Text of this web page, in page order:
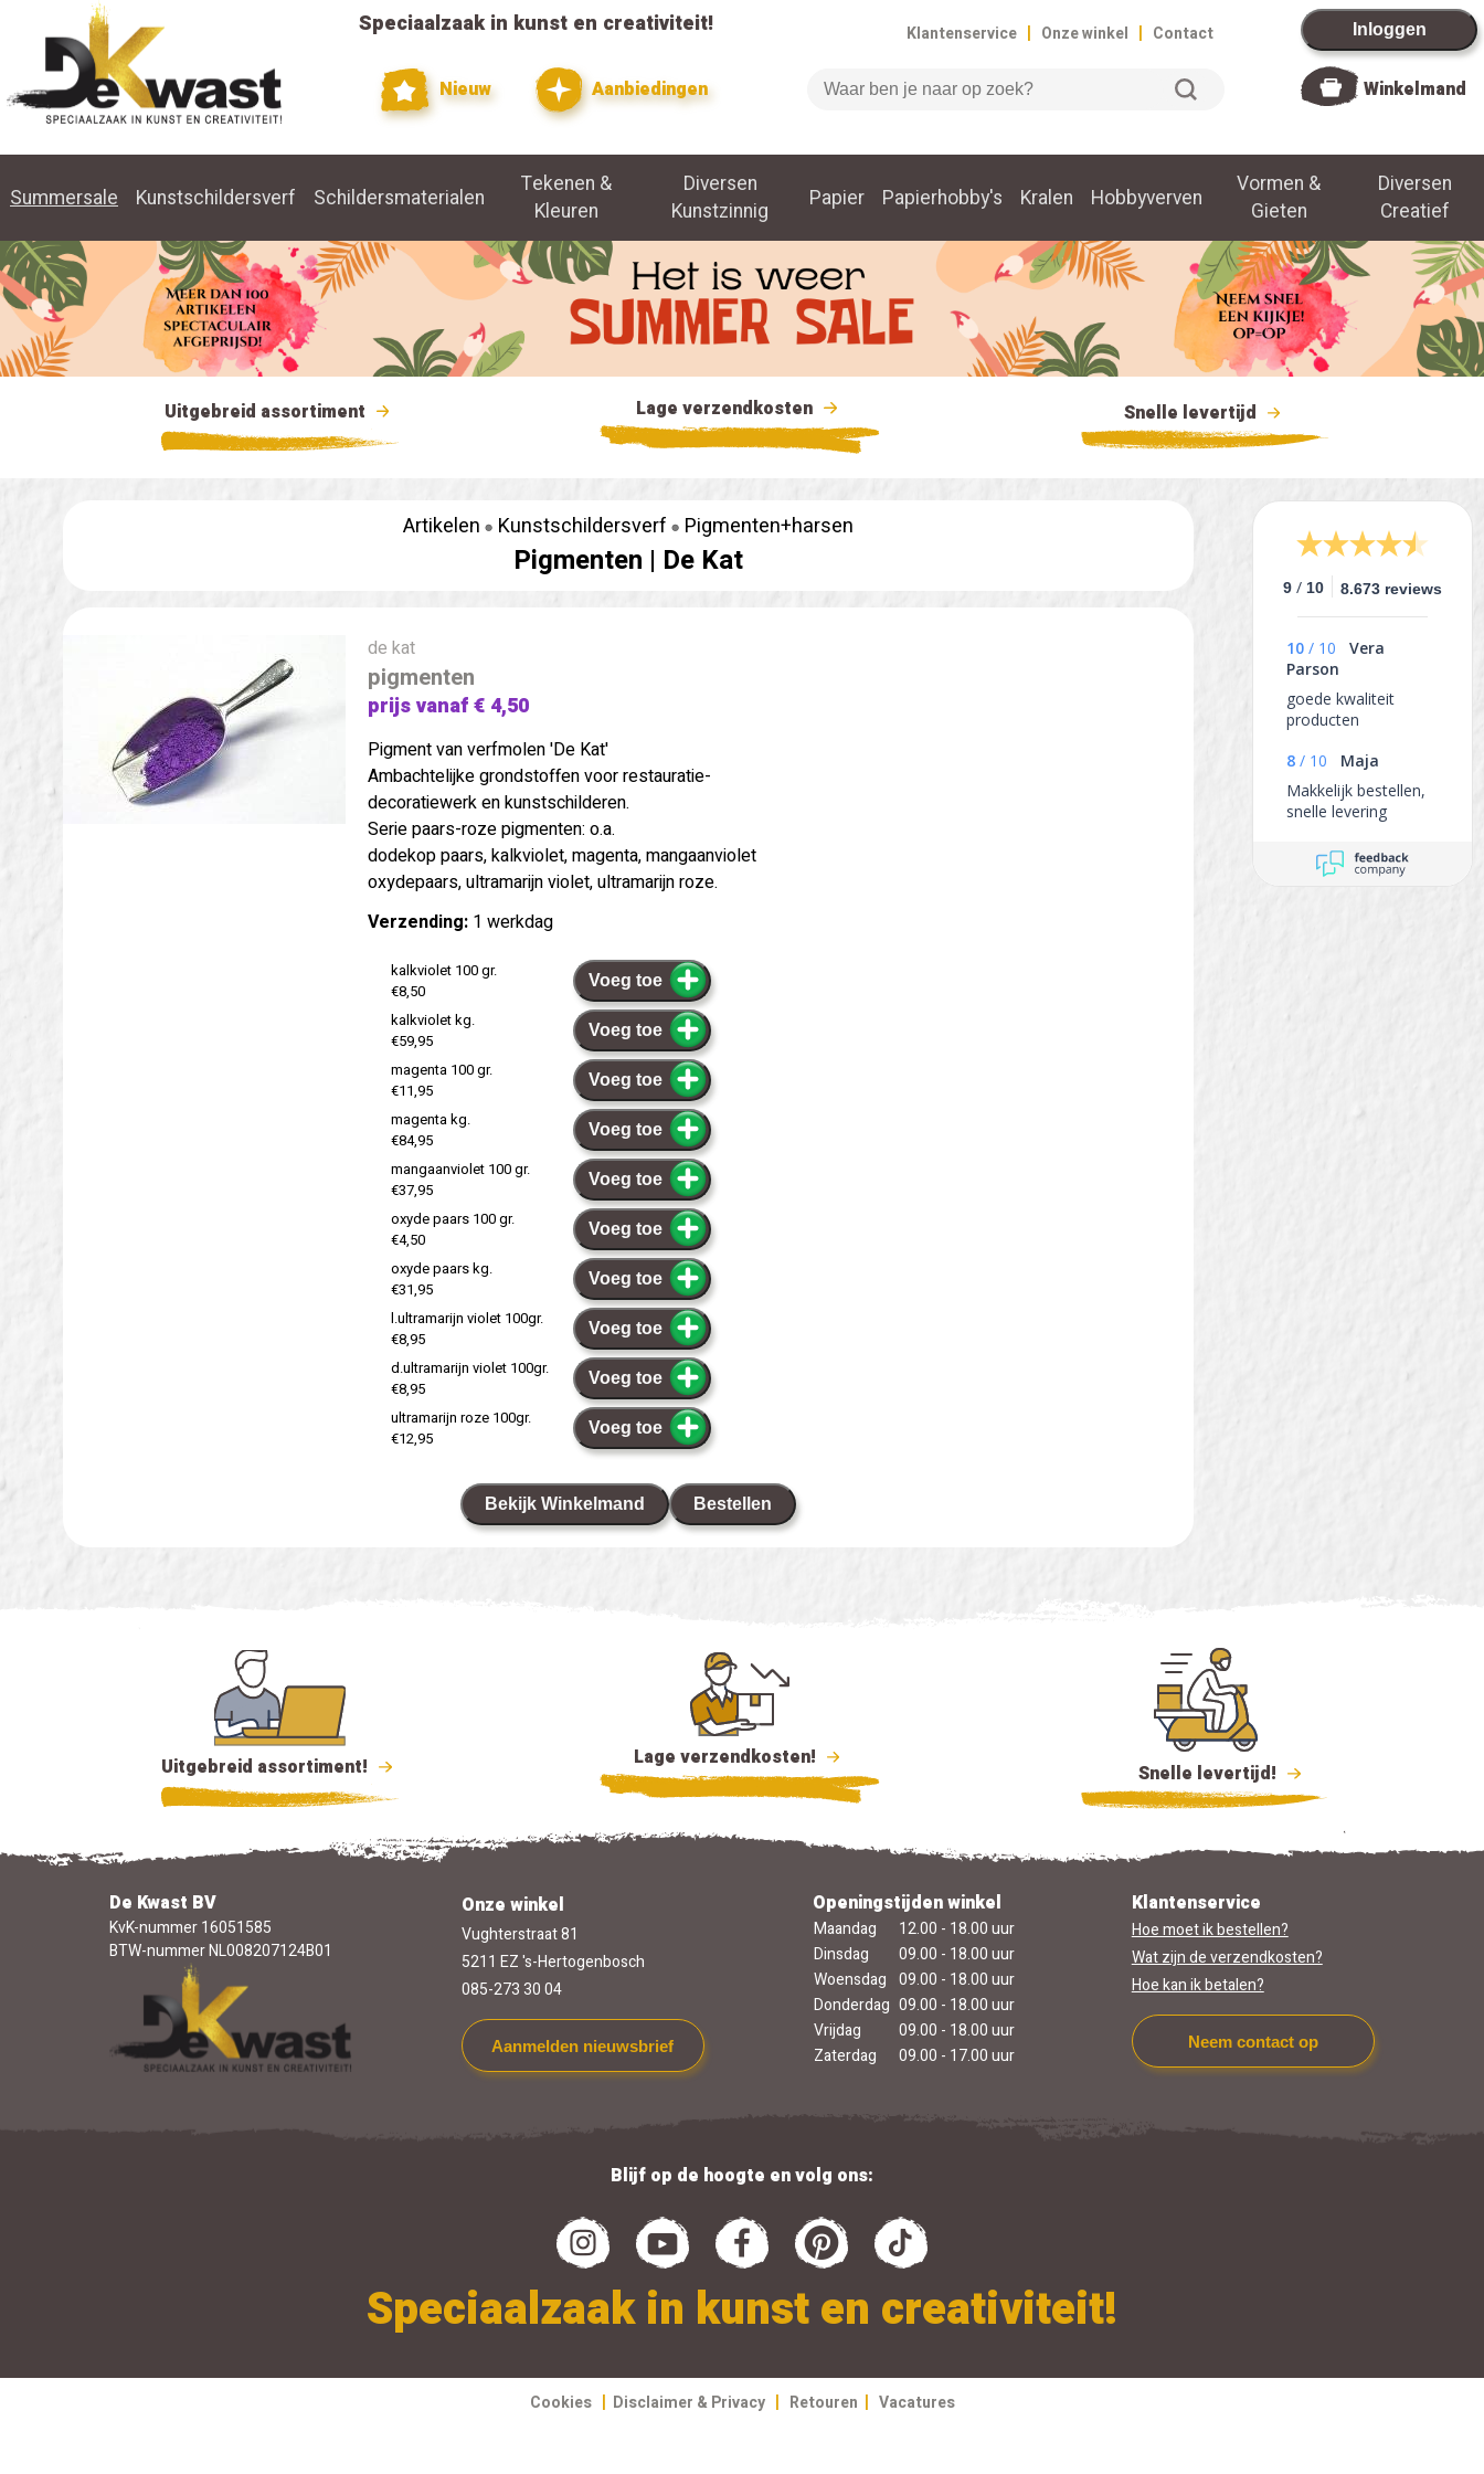
Speciaalzaak in kunst en creativiteit!
Nieuw Aanbiedingen
Klantenservice | Onze winkel | Contact
Zoeken
Inloggen
Winkelmand
Summersale Kunstschildersverf Schildersmaterialen
Tekenen &
Kleuren
Diversen
Kunstzinnig
Papier Papierhobby's Kralen Hobbyverven
Vormen &
Gieten
Diversen
Creatief
Uitgebreid assortiment Lage verzendkosten Snelle levertijd
9 / 10 8.673 reviews
10 / 10
Vera
Parson
goede kwaliteit
producten
8 / 10
Maja
Makkelijk bestellen,
snelle levering
Artikelen Kunstschildersverf Pigmenten+harsen
Pigmenten | De Kat
de kat
pigmenten
prijs vanaf € 4,50
Pigment van verfmolen 'De Kat'
Ambachtelijke grondstoffen voor restauratie-
decoratiewerk en kunstschilderen.
Serie paars-roze pigmenten: o.a.
dodekop paars, kalkviolet, magenta, mangaanviolet
oxydepaars, ultramarijn violet, ultramarijn roze.
Verzending: 1 werkdag
kalkviolet 100 gr.
€8,50
Voeg toe
kalkviolet kg.
€59,95
Voeg toe
magenta 100 gr.
€11,95
Voeg toe
magenta kg.
€84,95
Voeg toe
mangaanviolet 100 gr.
€37,95
Voeg toe
oxyde paars 100 gr.
€4,50
Voeg toe
oxyde paars kg.
€31,95
Voeg toe
l.ultramarijn violet 100gr.
€8,95
Voeg toe
d.ultramarijn violet 100gr.
€8,95
Voeg toe
ultramarijn roze 100gr.
€12,95
Voeg toe
Bekijk Winkelmand Bestellen
Uitgebreid assortiment! Lage verzendkosten!
Snelle levertijd!
De Kwast BV
KvK-nummer 16051585
BTW-nummer NL008207124B01
Onze winkel
Vughterstraat 81
5211 EZ 's-Hertogenbosch
085-273 30 04
Aanmelden nieuwsbrief
Openingstijden winkel
Maandag
12.00 - 18.00 uur
Dinsdag
09.00 - 18.00 uur
Woensdag 09.00 - 18.00 uur
Donderdag 09.00 - 18.00 uur
Vrijdag
09.00 - 18.00 uur
Zaterdag
09.00 - 17.00 uur
Klantenservice
Hoe moet ik bestellen?
Wat zijn de verzendkosten?
Hoe kan ik betalen?
Neem contact op
Blijf op de hoogte en volg ons:
Speciaalzaak in kunst en creativiteit!
Cookies | Disclaimer & Privacy | Retouren | Vacatures